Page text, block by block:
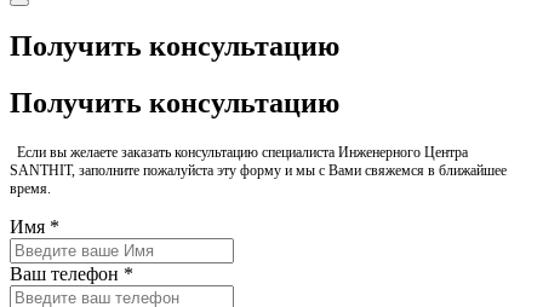
Получить консультацию
Получить консультацию
Если вы желаете заказать консультацию специалиста Инженерного Центра
SANTHIT, заполните пожалуйста эту форму и мы с Вами свяжемся в ближайшее
время.
Имя *
Ваш телефон *